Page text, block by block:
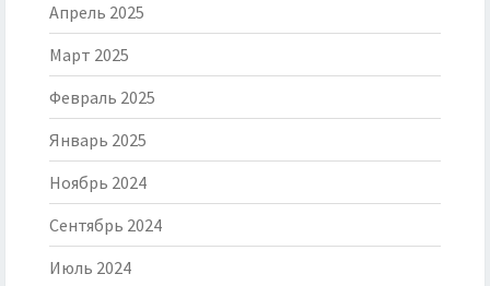
Апрель 2025
Март 2025
Февраль 2025
Январь 2025
Ноябрь 2024
Сентябрь 2024
Июль 2024